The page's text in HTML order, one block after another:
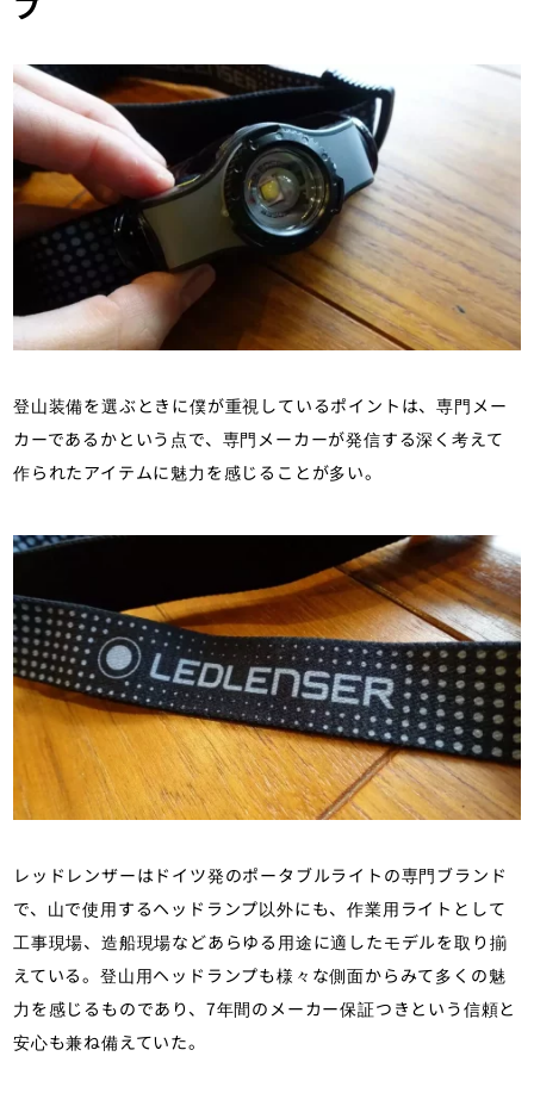
登山装備を選ぶときに僕が重視しているポイントは、専門メー
カーであるかという点で、専門メーカーが発信する深く考えて
作られたアイテムに魅力を感じることが多い。
レッドレンザーはドイツ発のポータブルライトの専門ブランド
で、山で使用するヘッドランプ以外にも、作業用ライトとして
工事現場、造船現場などあらゆる用途に適したモデルを取り揃
えている。登山用ヘッドランプも様々な側面からみて多くの魅
力を感じるものであり、7年間のメーカー保証つきという信頼と
安心も兼ね備えていた。